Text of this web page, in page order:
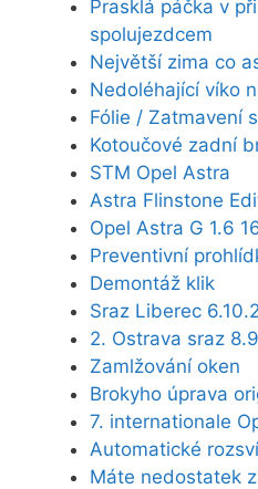
Prasklá páčka v
spolujezdcem
Největší zima co
Nedoléhající víko
Fólie / Zatmavení
Kotoučové zadní
STM Opel Astra
Astra Flinstone
Opel Astra G 1.6
Preventivní
Demontáž klik
Sraz Liberec
2. Ostrava sraz
Zamlžování oken
Brokyho úprava
7. internationale
Automatické
Máte nedostatek